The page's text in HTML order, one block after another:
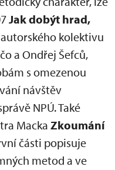
Jak dobýt hrad,
autorského kolektivu
a Ondřej Šefců,
s omezenou
návštěv
NPÚ. Také
Macka Zkoumání
části popisuje
metod a ve